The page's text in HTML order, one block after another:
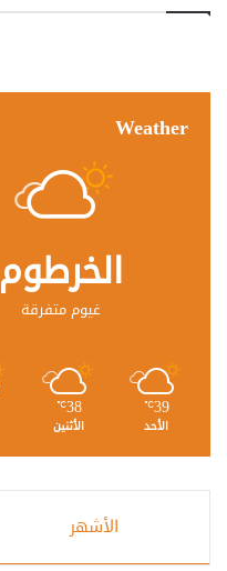
Weather
الخرطوم
غيوم متفرقة
39
℃
الأحد
38
℃
الأثنين
الأشهر